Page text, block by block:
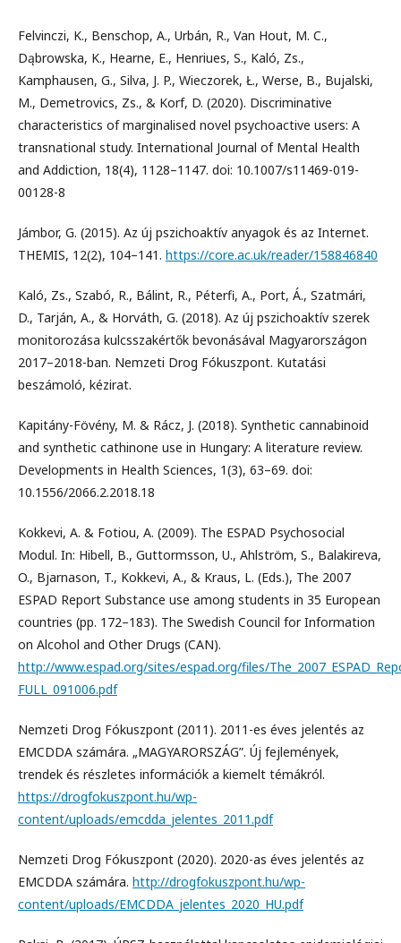
Felvinczi, K., Benschop, A., Urbán, R., Van Hout, M. C.,
Dąbrowska, K., Hearne, E., Henriues, S., Kaló, Zs.,
Kamphausen, G., Silva, J. P., Wieczorek, Ł., Werse, B., Bujalski,
M., Demetrovics, Zs., & Korf, D. (2020). Discriminative
characteristics of marginalised novel psychoactive users: A
transnational study. International Journal of Mental Health
and Addiction, 18(4), 1128–1147. doi: 10.1007/s11469-019-
00128-8
Jámbor, G. (2015). Az új pszichoaktív anyagok és az Internet.
THEMIS, 12(2), 104–141. https://core.ac.uk/reader/158846840
Kaló, Zs., Szabó, R., Bálint, R., Péterfi, A., Port, Á., Szatmári,
D., Tarján, A., & Horváth, G. (2018). Az új pszichoaktív szerek
monitorozása kulcsszakértők bevonásával Magyarországon
2017–2018-ban. Nemzeti Drog Fókuszpont. Kutatási
beszámoló, kézirat.
Kapitány-Fövény, M. & Rácz, J. (2018). Synthetic cannabinoid
and synthetic cathinone use in Hungary: A literature review.
Developments in Health Sciences, 1(3), 63–69. doi:
10.1556/2066.2.2018.18
Kokkevi, A. & Fotiou, A. (2009). The ESPAD Psychosocial
Modul. In: Hibell, B., Guttormsson, U., Ahlström, S., Balakireva,
O., Bjarnason, T., Kokkevi, A., & Kraus, L. (Eds.), The 2007
ESPAD Report Substance use among students in 35 European
countries (pp. 172–183). The Swedish Council for Information
on Alcohol and Other Drugs (CAN).
http://www.espad.org/sites/espad.org/files/
FULL_091006.pdf
Nemzeti Drog Fókuszpont (2011). 2011-es éves jelentés az
EMCDDA számára. „MAGYARORSZÁG”. Új fejlemények,
trendek és részletes információk a kiemelt témákról.
https://drogfokuszpont.hu/wp-
content/uploads/emcdda_jelentes_2011.pdf
Nemzeti Drog Fókuszpont (2020). 2020-as éves jelentés az
EMCDDA számára. http://drogfokuszpont.hu/wp-
content/uploads/EMCDDA_jelentes_2020_HU.pdf